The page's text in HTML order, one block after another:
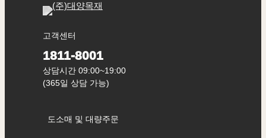
고객센터
1811-8001
상담시간 09:00~19:00
(365일 상담 가능)
도소매 및 대량주문